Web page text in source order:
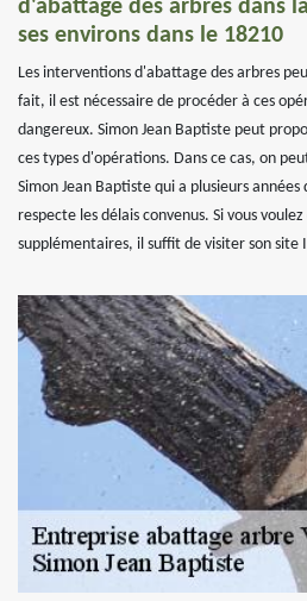
d'abattage des arbres dans
ses environs dans le 18210
Les interventions d'abattage des arbres
fait, il est nécessaire de procéder à ces
dangereux. Simon Jean Baptiste peut
ces types d'opérations. Dans ce cas, on
Simon Jean Baptiste qui a plusieurs
respecte les délais convenus. Si vous
supplémentaires, il suffit de visiter son site